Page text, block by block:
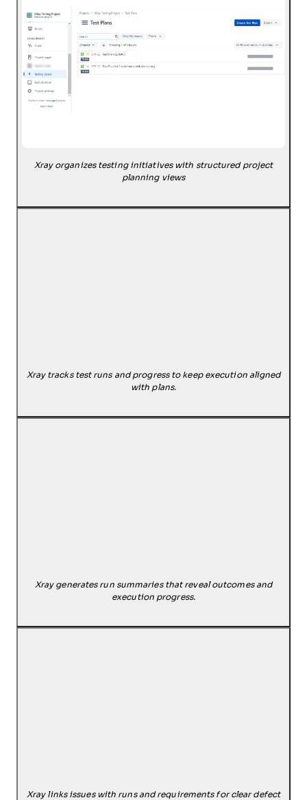
Xray organizes testing initiatives with structured project
planning views
Xray tracks test runs and progress to keep execution aligned
with plans.
Xray generates run summaries that reveal outcomes and
execution progress.
Xray links issues with runs and requirements for clear defect